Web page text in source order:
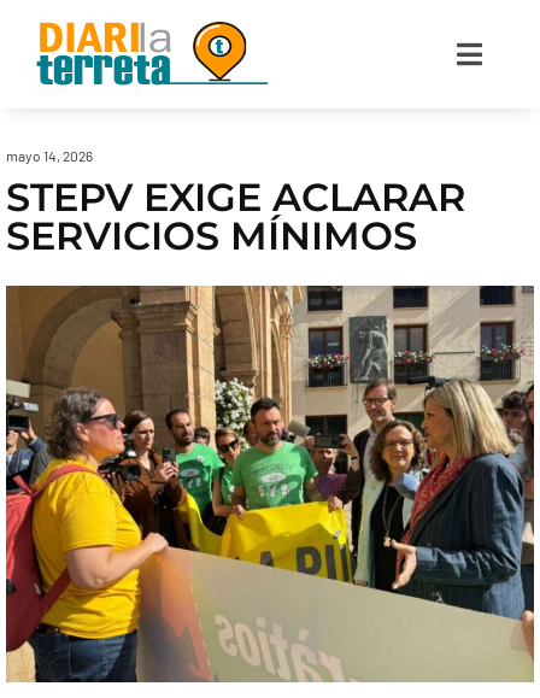
mayo 14, 2026
STEPV EXIGE ACLARAR
SERVICIOS MÍNIMOS